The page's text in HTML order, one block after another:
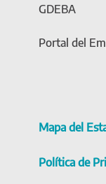
GDEBA
Portal del
Mapa del
Política de